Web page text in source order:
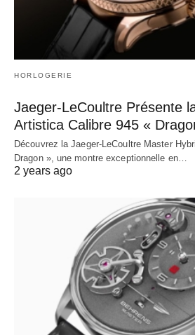
HORLOGERIE
Jaeger-LeCoultre Présente
Artistica Calibre 945 «
Découvrez la Jaeger-LeCoultre Master
Dragon », une montre exceptionnelle en…
2 years ago